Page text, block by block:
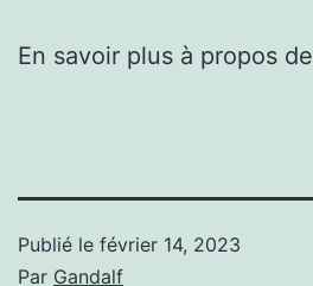
En savoir plus à propos de
Publié le février 14, 2023
Par Gandalf